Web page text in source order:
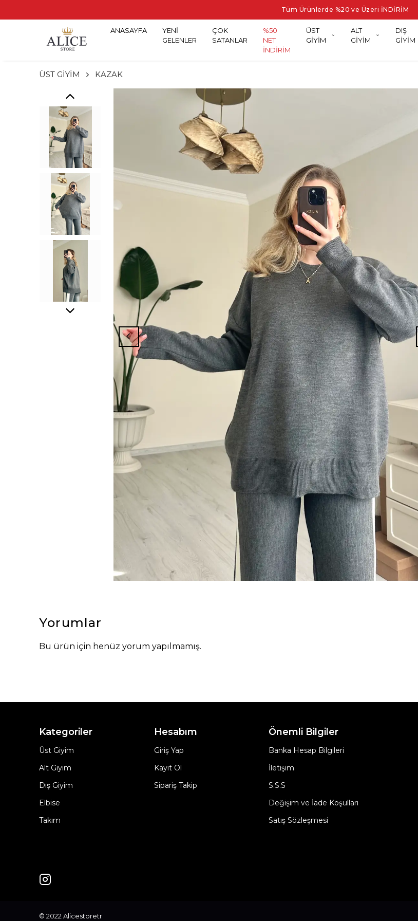
Tüm Ürünlerde %20 ve Üzeri İNDİRİM
ANASAYFA
YENİ
GELENLER
ÇOK
SATANLAR
%50
NET
İNDİRİM
ÜST
GİYİM
ALT
GİYİM
DIŞ
GİYİM
ÜST GİYİM KAZAK
Yorumlar
Bu ürün için henüz yorum yapılmamış.
Kategoriler
Üst Giyim
Alt Giyim
Dış Giyim
Elbise
Takım
Hesabım
Giriş Yap
Kayıt Ol
Sipariş Takip
Önemli Bilgiler
Banka Hesap Bilgileri
İletişim
S.S.S
Değişim ve İade Koşulları
Satış Sözleşmesi
© 2022 Alicestoretr